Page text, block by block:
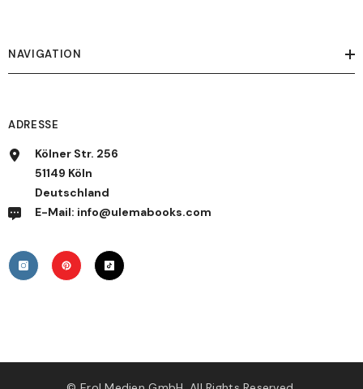
NAVIGATION
ADRESSE
Kölner Str. 256
51149 Köln
Deutschland
E-Mail: info@ulemabooks.com